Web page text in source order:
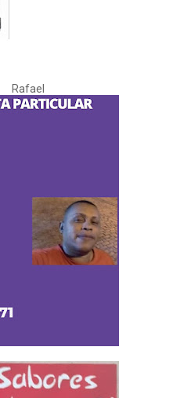
Rafael